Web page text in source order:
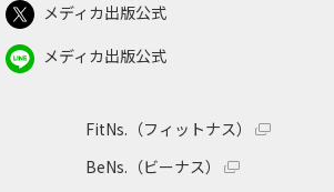
メディカ出版公式
メディカ出版公式
FitNs.（フィットナス）
BeNs.（ビーナス）